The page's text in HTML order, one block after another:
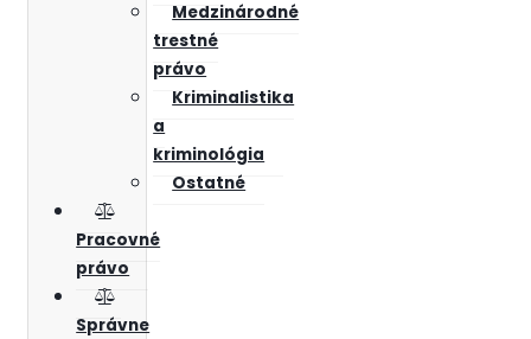
Medzinárodné
trestné
právo
Kriminalistika
a
kriminológia
Ostatné
Pracovné
právo
Správne